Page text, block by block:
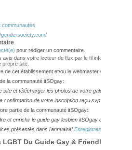
communautés
gendersociety.com/
pour rédiger un commentaire.
avis dans votre lecteur de flux par le fil info
propre site.
de cet établissement et/ou le webmaster de ce site?
la communauté itSOgay:
site et télécharger les photos de votre galerie,
confirmation de votre inscription reçu svp.
partie de la communauté itSOgay:
et enrichir le guide gay lesbien itSOgay de vos
présentés dans l'annuaire! Enregistrez-vous ici!
LGBT Du Guide Gay & Friendly